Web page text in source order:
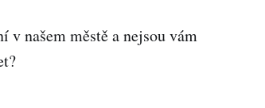
v našem městě a nejsou vám